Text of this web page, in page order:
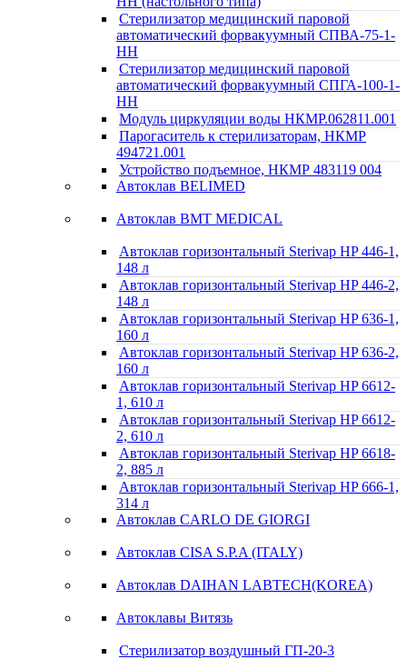
Стерилизатор медицинский паровой
автоматический форвакуумный СПВА-75-1-
НН
Стерилизатор медицинский паровой
автоматический форвакуумный СПГА-100-1-
НН
Модуль циркуляции воды НКМР.062811.001
Парогаситель к стерилизаторам, НКМР
494721.001
Устройство подъемное, НКМР 483119 004
Автоклав BELIMED
Автоклав BMT MEDICAL
Автоклав горизонтальный Sterivap HP 446-1,
148 л
Автоклав горизонтальный Sterivap HP 446-2,
148 л
Автоклав горизонтальный Sterivap HP 636-1,
160 л
Автоклав горизонтальный Sterivap HP 636-2,
160 л
Автоклав горизонтальный Sterivap HP 6612-
1, 610 л
Автоклав горизонтальный Sterivap HP 6612-
2, 610 л
Автоклав горизонтальный Sterivap HP 6618-
2, 885 л
Автоклав горизонтальный Sterivap HP 666-1,
314 л
Автоклав CARLO DE GIORGI
Автоклав CISA S.P.A (ITALY)
Автоклав DAIHAN LABTECH(KOREA)
Автоклавы Витязь
Стерилизатор воздушный ГП-20-3